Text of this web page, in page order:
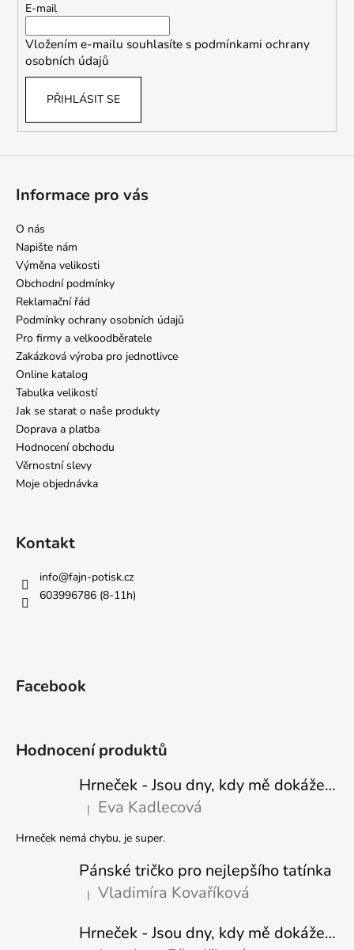
E-mail
Vložením e-mailu souhlasíte s podmínkami ochrany
osobních údajů
PŘIHLÁSIT SE
Informace pro vás
O nás
Napište nám
Výměna velikosti
Obchodní podmínky
Reklamační řád
Podmínky ochrany osobních údajů
Pro firmy a velkoodběratele
Zakázková výroba pro jednotlivce
Online katalog
Tabulka velikostí
Jak se starat o naše produkty
Doprava a platba
Hodnocení obchodu
Věrnostní slevy
Moje objednávka
Kontakt
info@fajn-potisk.cz
603996786 (8-11h)
Facebook
Hodnocení produktů
Hrneček - Jsou dny, kdy mě dokáže nasrat i vzduch - Sova
Hodnocení produktu je 5 z 5 hvězdiček.
| Eva Kadlecová
Hrneček nemá chybu, je super.
Pánské tričko pro nejlepšího tatínka
Hodnocení produktu je 5 z 5 hvězdiček.
| Vladimíra Kovaříková
Hrneček - Jsou dny, kdy mě dokáže nasrat i vzduch-naštvaný pejsek